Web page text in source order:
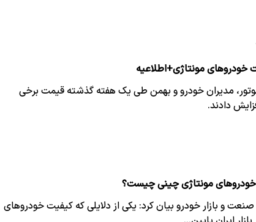
مونتاژی+اطلاعیه
مدیران خودرو و بهمن طی یک هفته گذشته قیمت برخی
دادند.
مونتاژی چینی چیست؟
و بازار خودرو بیان کرد: یکی از دلایلی که کیفیت خودروهای